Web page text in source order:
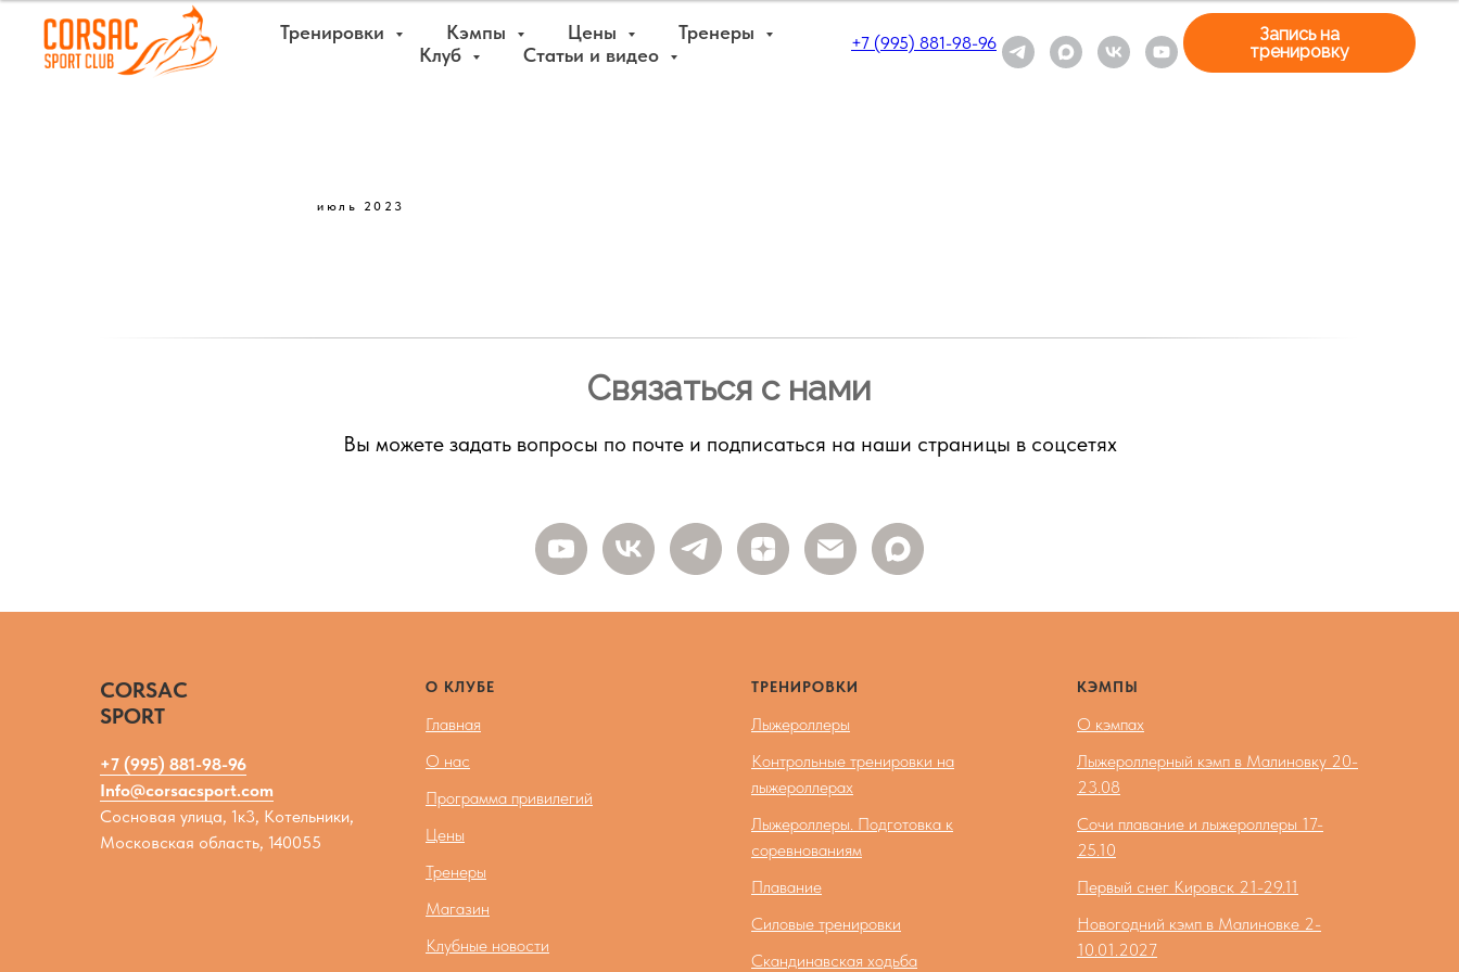
Тренировки Кэмпы Цены
Тренеры
Клуб
Статьи и видео
+7 (995) 881-98-96
Запись на
тренировку
июль 2023
Связаться с нами
Вы можете задать вопросы по почте и подписаться на наши страницы в соцсетях
CORSAC
SPORT
+7 (995) 881-98-96
Info@corsacsport.com
Сосновая улица, 1к3, Котельники,
Московская область, 140055
О КЛУБЕ
Главная
О нас
Программа привилегий
Цены
Тренеры
Магазин
Клубные новости
ТРЕНИРОВКИ
Лыжероллеры
Контрольные тренировки на
лыжероллерах
Лыжероллеры. Подготовка к
соревнованиям
Плавание
Силовые тренировки
Скандинавская ходьба
КЭМПЫ
О кэмпах
Лыжероллерный кэмп в Малиновку 20-
23.08
Сочи плавание и лыжероллеры 17-
25.10
Первый снег Кировск 21-29.11
Новогодний кэмп в Малиновке 2-
10.01.2027